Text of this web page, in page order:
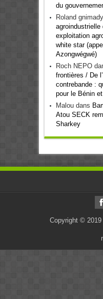
du
Roland gnimady
exploitation
white star
Azongwégwé)
Roch NEPO
frontières / De
contrebande :
pour le Bénin
Maloudans
Atou SECK
Sharkey
Copyright © 2019